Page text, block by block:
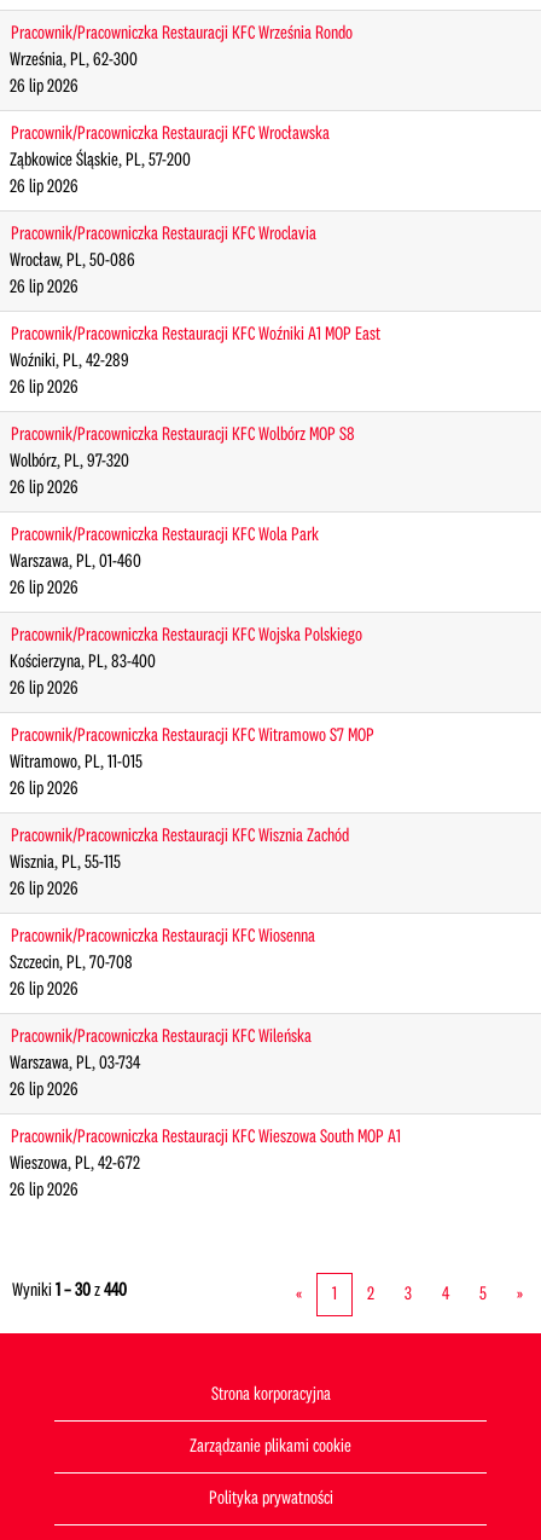
Pracownik/Pracowniczka Restauracji KFC Września Rondo
Września, PL, 62-300
26 lip 2026
Pracownik/Pracowniczka Restauracji KFC Wrocławska
Ząbkowice Śląskie, PL, 57-200
26 lip 2026
Pracownik/Pracowniczka Restauracji KFC Wroclavia
Wrocław, PL, 50-086
26 lip 2026
Pracownik/Pracowniczka Restauracji KFC Woźniki A1 MOP East
Woźniki, PL, 42-289
26 lip 2026
Pracownik/Pracowniczka Restauracji KFC Wolbórz MOP S8
Wolbórz, PL, 97-320
26 lip 2026
Pracownik/Pracowniczka Restauracji KFC Wola Park
Warszawa, PL, 01-460
26 lip 2026
Pracownik/Pracowniczka Restauracji KFC Wojska Polskiego
Kościerzyna, PL, 83-400
26 lip 2026
Pracownik/Pracowniczka Restauracji KFC Witramowo S7 MOP
Witramowo, PL, 11-015
26 lip 2026
Pracownik/Pracowniczka Restauracji KFC Wisznia Zachód
Wisznia, PL, 55-115
26 lip 2026
Pracownik/Pracowniczka Restauracji KFC Wiosenna
Szczecin, PL, 70-708
26 lip 2026
Pracownik/Pracowniczka Restauracji KFC Wileńska
Warszawa, PL, 03-734
26 lip 2026
Pracownik/Pracowniczka Restauracji KFC Wieszowa South MOP A1
Wieszowa, PL, 42-672
26 lip 2026
Wyniki 1 – 30z440 « 1 2 3 4 5 »
Strona korporacyjna
Zarządzanie plikami cookie
Polityka prywatności